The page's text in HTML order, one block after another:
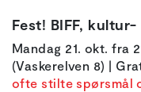
Fest! BIFF,
Mandag 21. okt. fra
(Vaskerelven 8) |
ofte stilte spørsmål